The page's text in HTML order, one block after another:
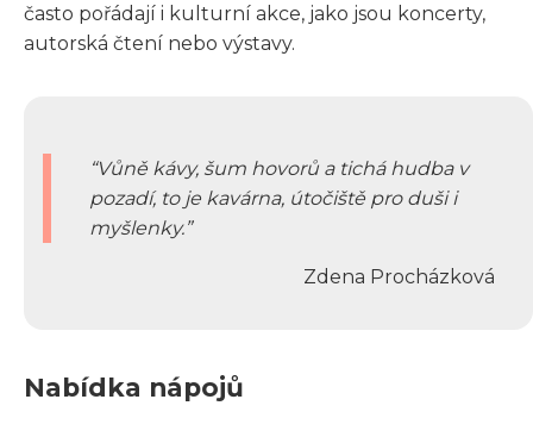
často pořádají i kulturní akce, jako jsou koncerty,
autorská čtení nebo výstavy.
Vůně kávy, šum hovorů a tichá hudba v
pozadí, to je kavárna, útočiště pro duši i
myšlenky.
Zdena Procházková
Nabídka nápojů